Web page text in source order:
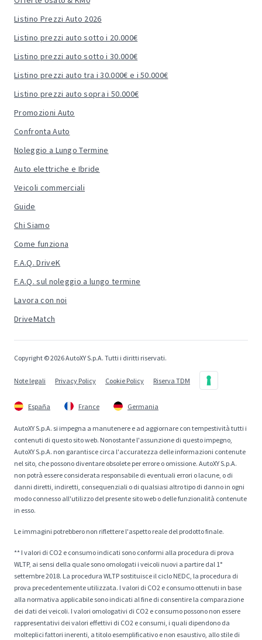
Listino Prezzi Auto 2026
Listino prezzi auto sotto i 20.000€
Listino prezzi auto sotto i 30.000€
Listino prezzi auto tra i 30.000€ e i 50.000€
Listino prezzi auto sopra i 50.000€
Promozioni Auto
Confronta Auto
Noleggio a Lungo Termine
Auto elettriche e Ibride
Veicoli commerciali
Guide
Chi Siamo
Come funziona
F.A.Q. DriveK
F.A.Q. sul noleggio a lungo termine
Lavora con noi
DriveMatch
Copyright © 2026 AutoXY S.p.A. Tutti i diritti riservati.
Note legali Privacy Policy Cookie Policy Riserva TDM
España France Germania
AutoXY S.p.A. si impegna a manutenere e ad aggiornare con tempestività tutti i
contenuti di questo sito web. Nonostante l'assunzione di questo impegno,
AutoXY S.p.A. non garantisce circa l'accuratezza delle informazioni contenute
nel sito, che possono diventare obsolete per errore o omissione. AutoXY S.p.A.
non potrà essere considerata responsabile di eventuali errori o lacune, o di
danni diretti, indiretti, consequenziali o di qualsiasi altro tipo di danno in ogni
modo connesso all'utilizzo del presente sito web o delle funzionalità contenute
in esso.
Le immagini potrebbero non riflettere l'aspetto reale del prodotto finale.
** I valori di CO2 e consumo indicati sono conformi alla procedura di prova
WLTP, ai sensi della quale sono omologati i veicoli nuovi a partire dal 1°
settembre 2018. La procedura WLTP sostituisce il ciclo NEDC, la procedura di
prova precedentemente utilizzata. I valori di CO2 e consumo ottenuti in base
alla normativa applicabile sono indicati al fine di consentire la comparazione
dei dati dei veicoli. I valori omologativi di CO2 e consumo possono non essere
rappresentativi dei valori effettivi di CO2 e consumi, i quali dipendono da
molteplici fattori inerenti, a titolo esemplificativo e non esaustivo, allo stile di